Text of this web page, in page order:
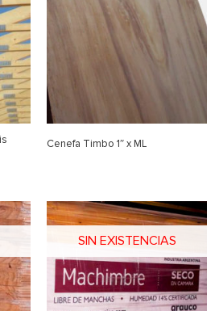
Cenefa Timbo 1″ x ML
SIN EXISTENCIAS